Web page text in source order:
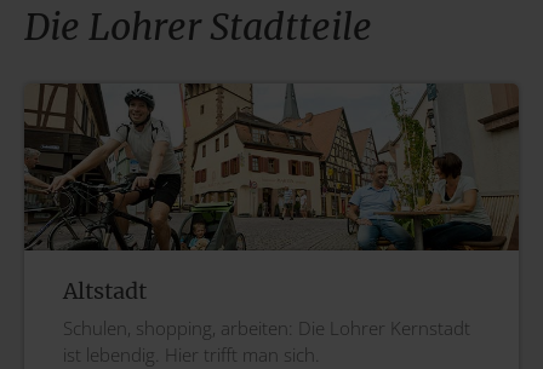
Die Lohrer Stadtteile
Altstadt
Schulen, shopping, arbeiten: Die Lohrer Kernstadt
ist lebendig. Hier trifft man sich.